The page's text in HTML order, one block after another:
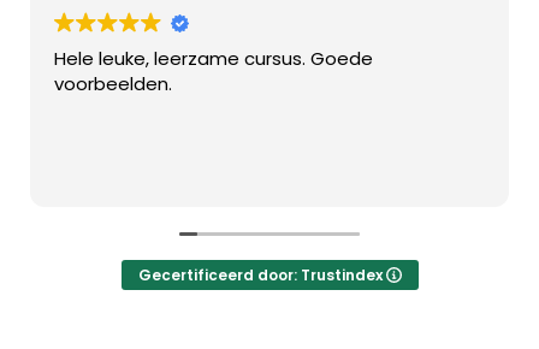
leuke, leerzame cursus. Goede
Gecertificeerd door: Trustindex